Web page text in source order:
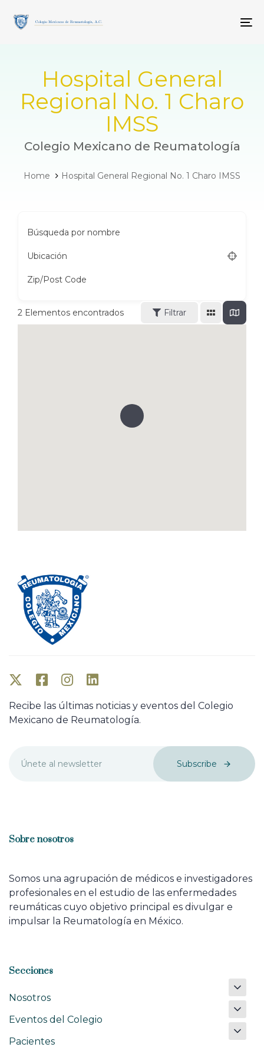
links
primary
Hospital General
Regional No. 1 Charo
IMSS
Colegio Mexicano de Reumatología
Home Hospital General Regional No. 1 Charo IMSS
Búsqueda por nombre
Ubicación
Zip/Post Code
2 Elementos encontrados Filtrar
Recibe las últimas noticias y eventos del Colegio
Mexicano de Reumatología.
Subscribe
Sobre nosotros
Somos una agrupación de médicos e investigadores
profesionales en el estudio de las enfermedades
reumáticas cuyo objetivo principal es divulgar e
impulsar la Reumatología en México.
Secciones
Nosotros
Eventos del Colegio
Pacientes